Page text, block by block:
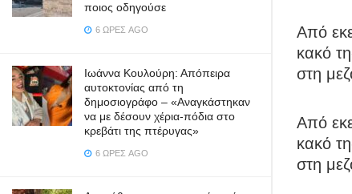
ποιος οδηγούσε
6 ΏΡΕΣ AGO
Ιωάννα Κουλούρη: Απόπειρα
αυτοκτονίας από τη
δημοσιογράφο – «Aναγκάστηκαν
να με δέσουν χέρια-πόδια στο
κρεβάτι της πτέρυγας»
6 ΏΡΕΣ AGO
Από
κακό
στη
Από
κακό
στη